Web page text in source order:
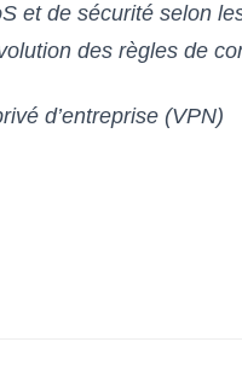
et de sécurité selon
des règles de
d’entreprise (VPN)